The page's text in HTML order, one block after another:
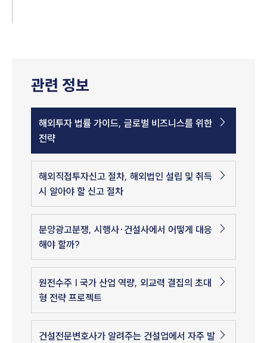
관련 정보
해외투자 법률 가이드, 글로벌 비즈니스를 위한
전략
해외직접투자신고 절차, 해외법인 설립 및 취득
시 알아야 할 신고 절차
분양광고분쟁, 시행사·건설사에서 어떻게 대응
해야 할까?
원전수주 | 국가 산업 역량, 외교력 결집의 초대
형 전략 프로젝트
건설전문변호사가 알려주는 건설업에서 자주 발